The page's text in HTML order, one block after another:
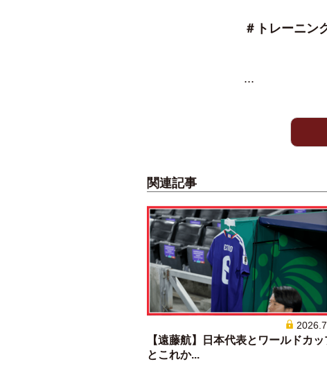
＃トレーニン
...
関連記事
【遠藤航】日本代表とワールドカッ
とこれか...